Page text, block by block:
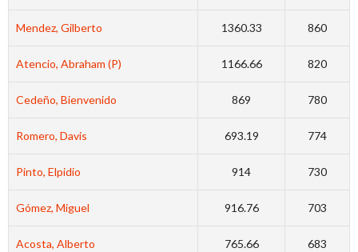
Mendez, Gilberto 1360.33 860
Atencio, Abraham (P) 1166.66 820
Cedeño, Bienvenido 869 780
Romero, Davis 693.19 774
Pinto, Elpidio 914 730
Gómez, Miguel 916.76 703
Acosta, Alberto 765.66 683